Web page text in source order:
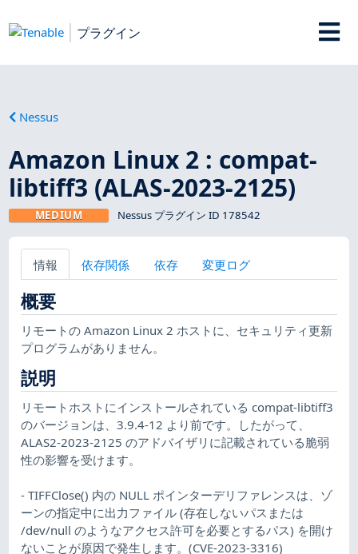
プラグイン
Nessus
Amazon Linux 2 : compat-
libtiff3 (ALAS-2023-2125)
MEDIUM Nessus プラグイン ID 178542
情報 依存関係 依存 変更ログ
概要
リモートの Amazon Linux 2 ホストに、セキュリティ更新
プログラムがありません。
説明
リモートホストにインストールされている compat-libtiff3
のバージョンは、3.9.4-12 より前です。したがって、
ALAS2-2023-2125 のアドバイザリに記載されている脆弱
性の影響を受けます。
- TIFFClose() 内の NULL ポインターデリファレンスは、ゾ
ーンの指定中に出力ファイル (存在しないパスまたは
/dev/null のようなアクセス許可を必要とするパス) を開け
ないことが原因で発生します。(CVE-2023-3316)